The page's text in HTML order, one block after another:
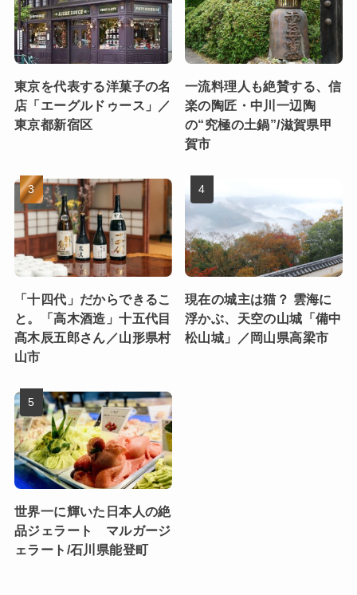
東京を代表する洋菓子の名
店「エーグルドゥース」／
東京都新宿区
一流料理人も絶賛する、信
楽の陶匠・中川一辺陶
の“究極の土鍋”/滋賀県甲
賀市
「十四代」だからできるこ
と。「高木酒造」十五代目
髙木辰五郎さん／山形県村
山市
現在の城主は猫？ 雲海に
浮かぶ、天空の山城「備中
松山城」／岡山県高梁市
世界一に輝いた日本人の絶
品ジェラート マルガージ
ェラート/石川県能登町